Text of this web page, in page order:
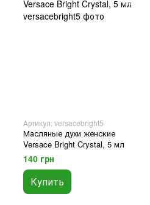
Артикул: versacebright5
Масляные духи женские
Versace Bright Crystal, 5 мл
140 грн
Купить